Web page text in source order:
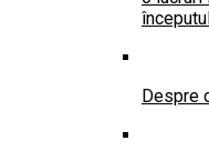
Despre